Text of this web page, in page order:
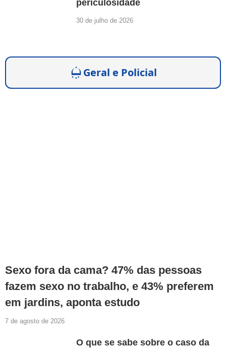
periculosidade
30 de julho de 2026
Geral e Policial
Sexo fora da cama? 47% das pessoas
fazem sexo no trabalho, e 43% preferem
em jardins, aponta estudo
7 de agosto de 2026
O que se sabe sobre o caso da